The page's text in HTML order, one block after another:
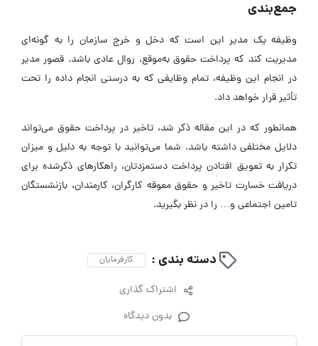
جمع‌بندی
وظیفه یک مدیر این است که دخل و خرج سازمان را به گونه‌ای
مدیریت کند که پرداخت حقوق به‌موقع، روال عادی باشد. قصور مدیر
در انجام این وظیفه، تمام وظایفی که به درستی انجام داده را تحت
تأثیر قرار خواهد داد.
همانطور که در این مقاله ذکر شد، تاخیر در پرداخت حقوق می‌تواند
دلایل مختلفی داشته باشد. شما می‌توانید با توجه به دلیل و میزان
تکرار به تعویق افتادن پرداخت دستمزدتان، راهکار‌های ذکرشده برای
دریافت خسارت تاخیر و حقوق معوقه کارگران، کارمندان، بازنشستگان
تامین اجتماعی و… را در نظر بگیرید.
دسته بندی : کارفرمایان
اشتراک گذاری
بدون دیدگاه